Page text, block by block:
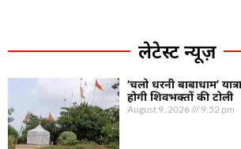
लेटेस्ट न्यूज़
‘चलो धरनी बाबाधाम’
होगी शिवभक्तों की टोली
August 9, 2026 9:52 pm